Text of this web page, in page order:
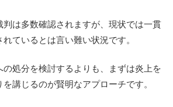
判は多数確認されますが、現状では一貫
ているとは言い難い状況です。
の処分を検討するよりも、まずは炎上を
講じるのが賢明なアプローチです。